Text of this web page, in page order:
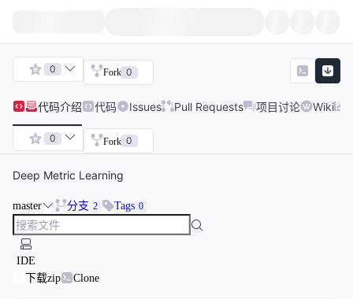
0 Fork 0
代码介绍 代码 Issues Pull Requests 项目讨论 Wiki
0 Fork 0
Deep Metric Learning
master 分支 2 Tags 0
IDE
下载zip
Clone